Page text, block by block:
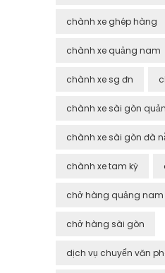
chành xe ghép hàng
chành xe quảng nam
chành xe sg đn
chành xe sài gòn
chành xe sài gòn đà
chành xe tam kỳ
chở hàng quảng nam
chở hàng sài gòn
dịch vụ chuyển văn